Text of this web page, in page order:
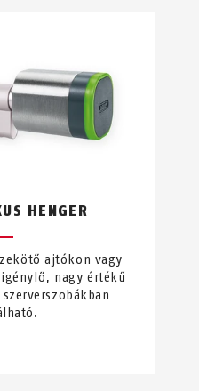
HENGER
ajtókon vagy
nagy értékű